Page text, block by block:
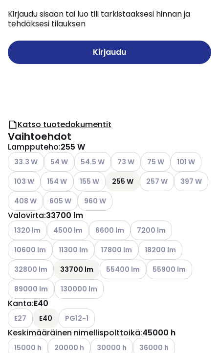
Kirjaudu sisään tai luo tili tarkistaaksesi hinnan ja
tehdäksesi tilauksen
Kirjaudu
Katso tuotedokumentit
Vaihtoehdot
Lampputeho:255 W
Katso käytettävissä olevat vaihtoehdot
33.3 W Katso käytettävissä olevat vaihtoehdot
54 W Katso käytettävissä olevat vaihtoehdot
54.5 W Katso käytettävissä olevat
73 W Katso käytettävissä
75 W Katso
101 W
Katso käytettävissä olevat vaihtoehdot
103 W Katso käytettävissä olevat vaihtoehdot
154 W Katso käytettävissä olevat vaihtoehdot
155 W 255 W Katso käytettävissä
257 W Katso
397 W
Katso käytettävissä olevat vaihtoehdot
408 W Katso käytettävissä olevat vaihtoehdot
605 W Katso käytettävissä olevat vaihtoehdot
960 W
Valovirta:33700 lm
Katso käytettävissä olevat vaihtoehdot
1320 lm Katso käytettävissä olevat vaihtoehdot
4500 lm Katso käytettävissä olevat
6600 lm Katso käytettävissä
7200 lm
Katso käytettävissä olevat vaihtoehdot
10600 lm Katso käytettävissä olevat vaihtoehdot
11300 lm Katso käytettävissä olevat
17800 lm Katso käytettävissä
18200 lm
Katso käytettävissä olevat vaihtoehdot
32800 lm 33700 lm Katso käytettävissä olevat
55400 lm Katso käytettävissä
55900 lm
Katso käytettävissä olevat vaihtoehdot
89000 lm Katso käytettävissä olevat vaihtoehdot
130000 lm
Kanta:E40
Katso käytettävissä olevat vaihtoehdot
E27 E40 Katso käytettävissä olevat vaihtoehdot
PG12-1
Keskimääräinen nimellispolttoikä:45000 h
Katso käytettävissä olevat vaihtoehdot
15000 h Katso käytettävissä olevat vaihtoehdot
20000 h Katso käytettävissä olevat
30000 h Katso käytettävissä
36000 h